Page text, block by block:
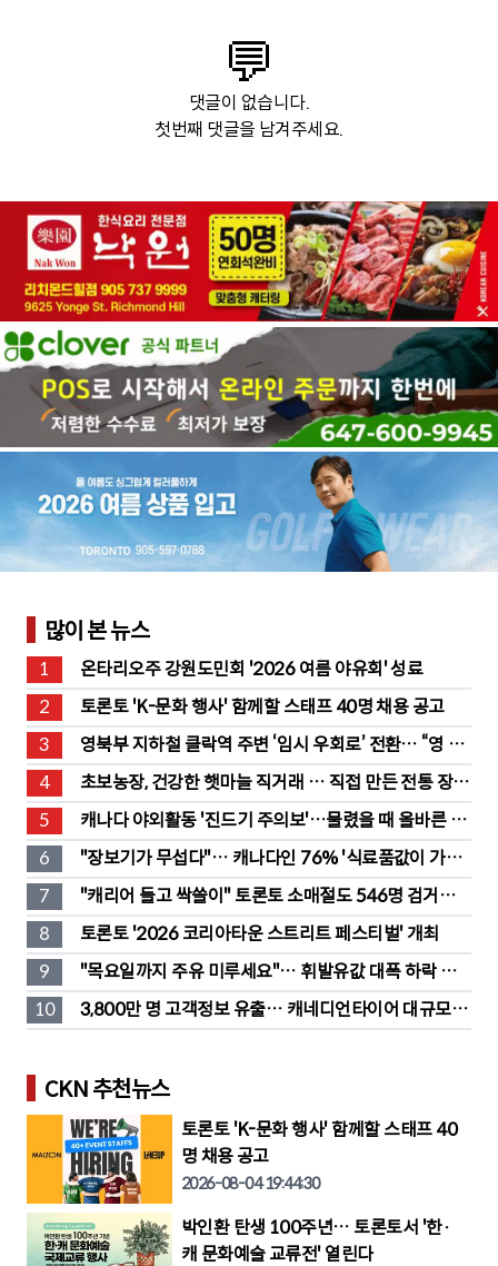
💬
댓글이 없습니다.
첫번째 댓글을 남겨주세요.
많이 본 뉴스
1
온타리오주 강원도민회 '2026 여름 야유회' 성료
2
토론토 'K-문화 행사' 함께할 스태프 40명 채용 공고
3
영북부 지하철 클락역 주변 ‘임시 우회로’ 전환… “영 스
트리트 바뀐다”
4
초보농장, 건강한 햇마늘 직거래 … 직접 만든 전통 장류
도 판매
5
캐나다 야외활동 '진드기 주의보'…물렸을 때 올바른 대
처법은?
6
"장보기가 무섭다"… 캐나다인 76% '식료품값이 가장
부담'
7
"캐리어 들고 싹쓸이" 토론토 소매절도 546명 검거…
훔친 물건 재유통
8
토론토 '2026 코리아타운 스트리트 페스티벌' 개최
9
"목요일까지 주유 미루세요"… 휘발유값 대폭 하락 예
고
10
3,800만 명 고객정보 유출… 캐네디언타이어 대규모 집
단소송 직면
CKN 추천뉴스
토론토 'K-문화 행사' 함께할 스태프 40
명 채용 공고
2026-08-04 19:44:30
박인환 탄생 100주년… 토론토서 '한·
캐 문화예술 교류전' 열린다